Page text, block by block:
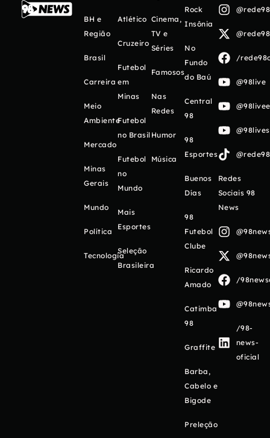
BH e
Região
Brasil
Carreira
Meio
Ambiente
Mercado
Minas
Gerais
Mundo
Política
Tecnologia
Atlético
Cruzeiro
Futebol
em
Minas
Futebol
no Brasil
Futebol
no
Mundo
Mais
Esportes
Seleção
Brasileira
Cinema,
TV e
Séries
Famosos
Nas
Redes
Humor
Música
Rock
Insônia
No
Fundo
do Baú
Central
98
98
Esportes
Buenos
Días
98
Futebol
Clube
Ricardo
Amado
Catimba
98
Graffite
Barba,
Cabelo e
Bigode
Preleção
/
@98live
Redes
Sociais 98
News
/
/98-
news-
oficial